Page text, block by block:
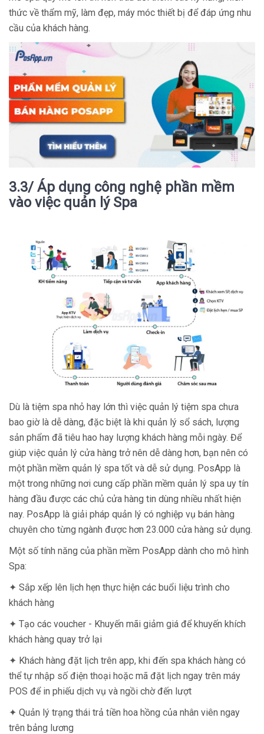
thức về thẩm mỹ, làm đẹp, máy móc thiết bị để đáp ứng nhu
cầu của khách hàng.
3.3/ Áp dụng công nghệ phần mềm
vào việc quản lý Spa
Dù là tiệm spa nhỏ hay lớn thì việc quản lý tiệm spa chưa
bao giờ là dễ dàng, đặc biệt là khi quản lý sổ sách, lượng
sản phẩm đã tiêu hao hay lượng khách hàng mỗi ngày. Để
giúp việc quản lý cửa hàng trở nên dễ dàng hơn, bạn nên có
một phần mềm quản lý spa tốt và dễ sử dụng. PosApp là
một trong những nơi cung cấp phần mềm quản lý spa uy tín
hàng đầu được các chủ cửa hàng tin dùng nhiều nhất hiện
nay. PosApp là giải pháp quản lý có nghiệp vụ bán hàng
chuyên cho từng ngành được hơn 23.000 cửa hàng sử dụng.
Một số tính năng của phần mềm PosApp dành cho mô hình
Spa:
✦ Sắp xếp lên lịch hẹn thực hiện các buổi liệu trình cho
khách hàng
✦ Tạo các voucher - Khuyến mãi giảm giá để khuyến khích
khách hàng quay trở lại
✦ Khách hàng đặt lịch trên app, khi đến spa khách hàng có
thể tự nhập số điện thoại hoặc mã đặt lịch ngay trên máy
POS để in phiếu dịch vụ và ngồi chờ đến lượt
✦ Quản lý trạng thái trả tiền hoa hồng của nhân viên ngay
trên bảng lương